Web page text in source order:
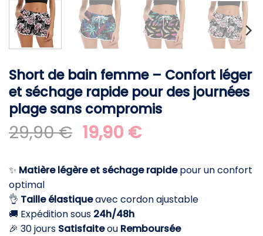
Short de bain femme – Confort léger
et séchage rapide pour des journées
plage sans compromis
29,90€ Le
prix
initial
était :
29,90 €.
19,90 €Le
actuel
est :
19,90 €.
✨ Matière légère et séchage rapidepour un confort
optimal
👌 Taille élastiqueavec cordon ajustable
🚚 Expédition sous 24h/48h
🎉 30 jours Satisfaiteou Remboursée